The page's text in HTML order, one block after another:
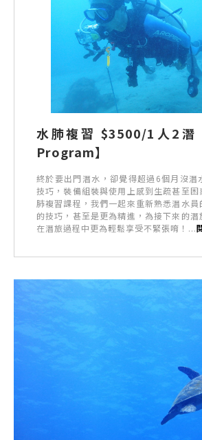
水肺複習 $3500/1人2潛
Program】
終於要出門潛水，卻覺得超過6個月沒潛
技巧，裝備組裝與使用上感到生疏甚至
肺複習課程，我們一起來重新熟悉潛水
的技巧，甚至是更為精進，為接下來的
在潛旅過程中更為輕鬆享受不緊張唷！...